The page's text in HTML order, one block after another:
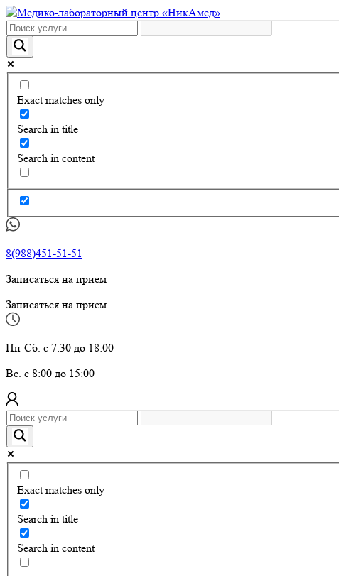
Exact matches only
Search in title
Search in content
8(988)451-51-51
Записаться на прием
Записаться на прием
Пн-Сб. с 7:30 до 18:00
Вс. с 8:00 до 15:00
Exact matches only
Search in title
Search in content